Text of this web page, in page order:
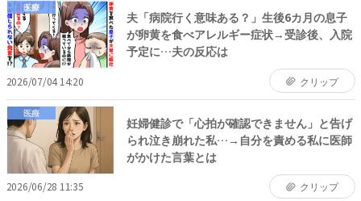
医療
夫「病院行く意味ある？」生後6カ月の息子
が卵黄を食べアレルギー症状→受診後、入院
予定に…夫の反応は
2026/07/04 14:20 クリップ
医療
妊婦健診で「心拍が確認できません」と告げ
られ泣き崩れた私…→自分を責める私に医師
がかけた言葉とは
2026/06/28 11:35 クリップ